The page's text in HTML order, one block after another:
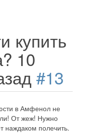
купить
10
#13
в Амфенол не
От жеж! Нужно
наждаком полечить.